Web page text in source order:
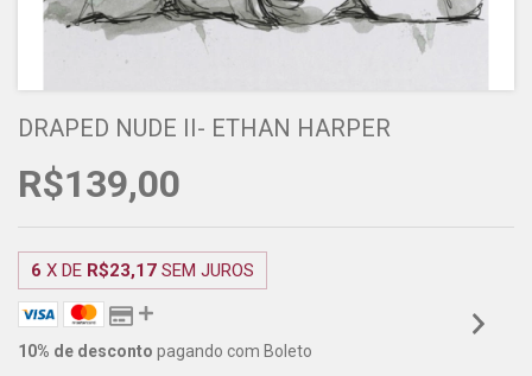
DRAPED NUDE II- ETHAN HARPER
R$139,00
6 X DE R$23,17 SEM JUROS
10% de desconto pagando com Boleto